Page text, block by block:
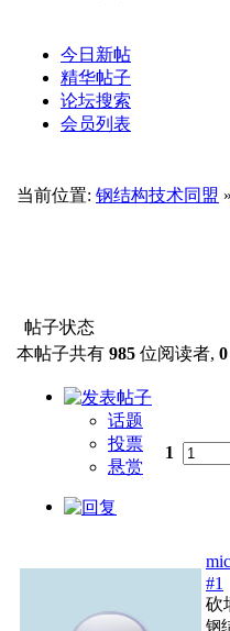
今日新帖
精华帖子
论坛搜索
会员列表
当前位置: 钢结构技术同盟 »
帖子状态
本帖子共有 985 位阅读者, 0
话题
投票
悬赏
1
#1
砍
钢